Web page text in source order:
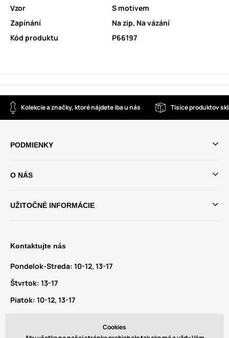
Vzor
S motivem
Zapínání
Na zip, Na vázání
Kód produktu
P66197
Kolekcie a značky, ktoré nájdete iba u nás Tisíce produktov
PODMIENKY
O NÁS
UŽITOČNÉ INFORMÁCIE
Kontaktujte nás
Pondelok-Streda: 10-12, 13-17
Štvrtok: 13-17
Piatok: 10-12, 13-17
Máte dotazy a návrhy?
info@glamadise.sk
Cookies